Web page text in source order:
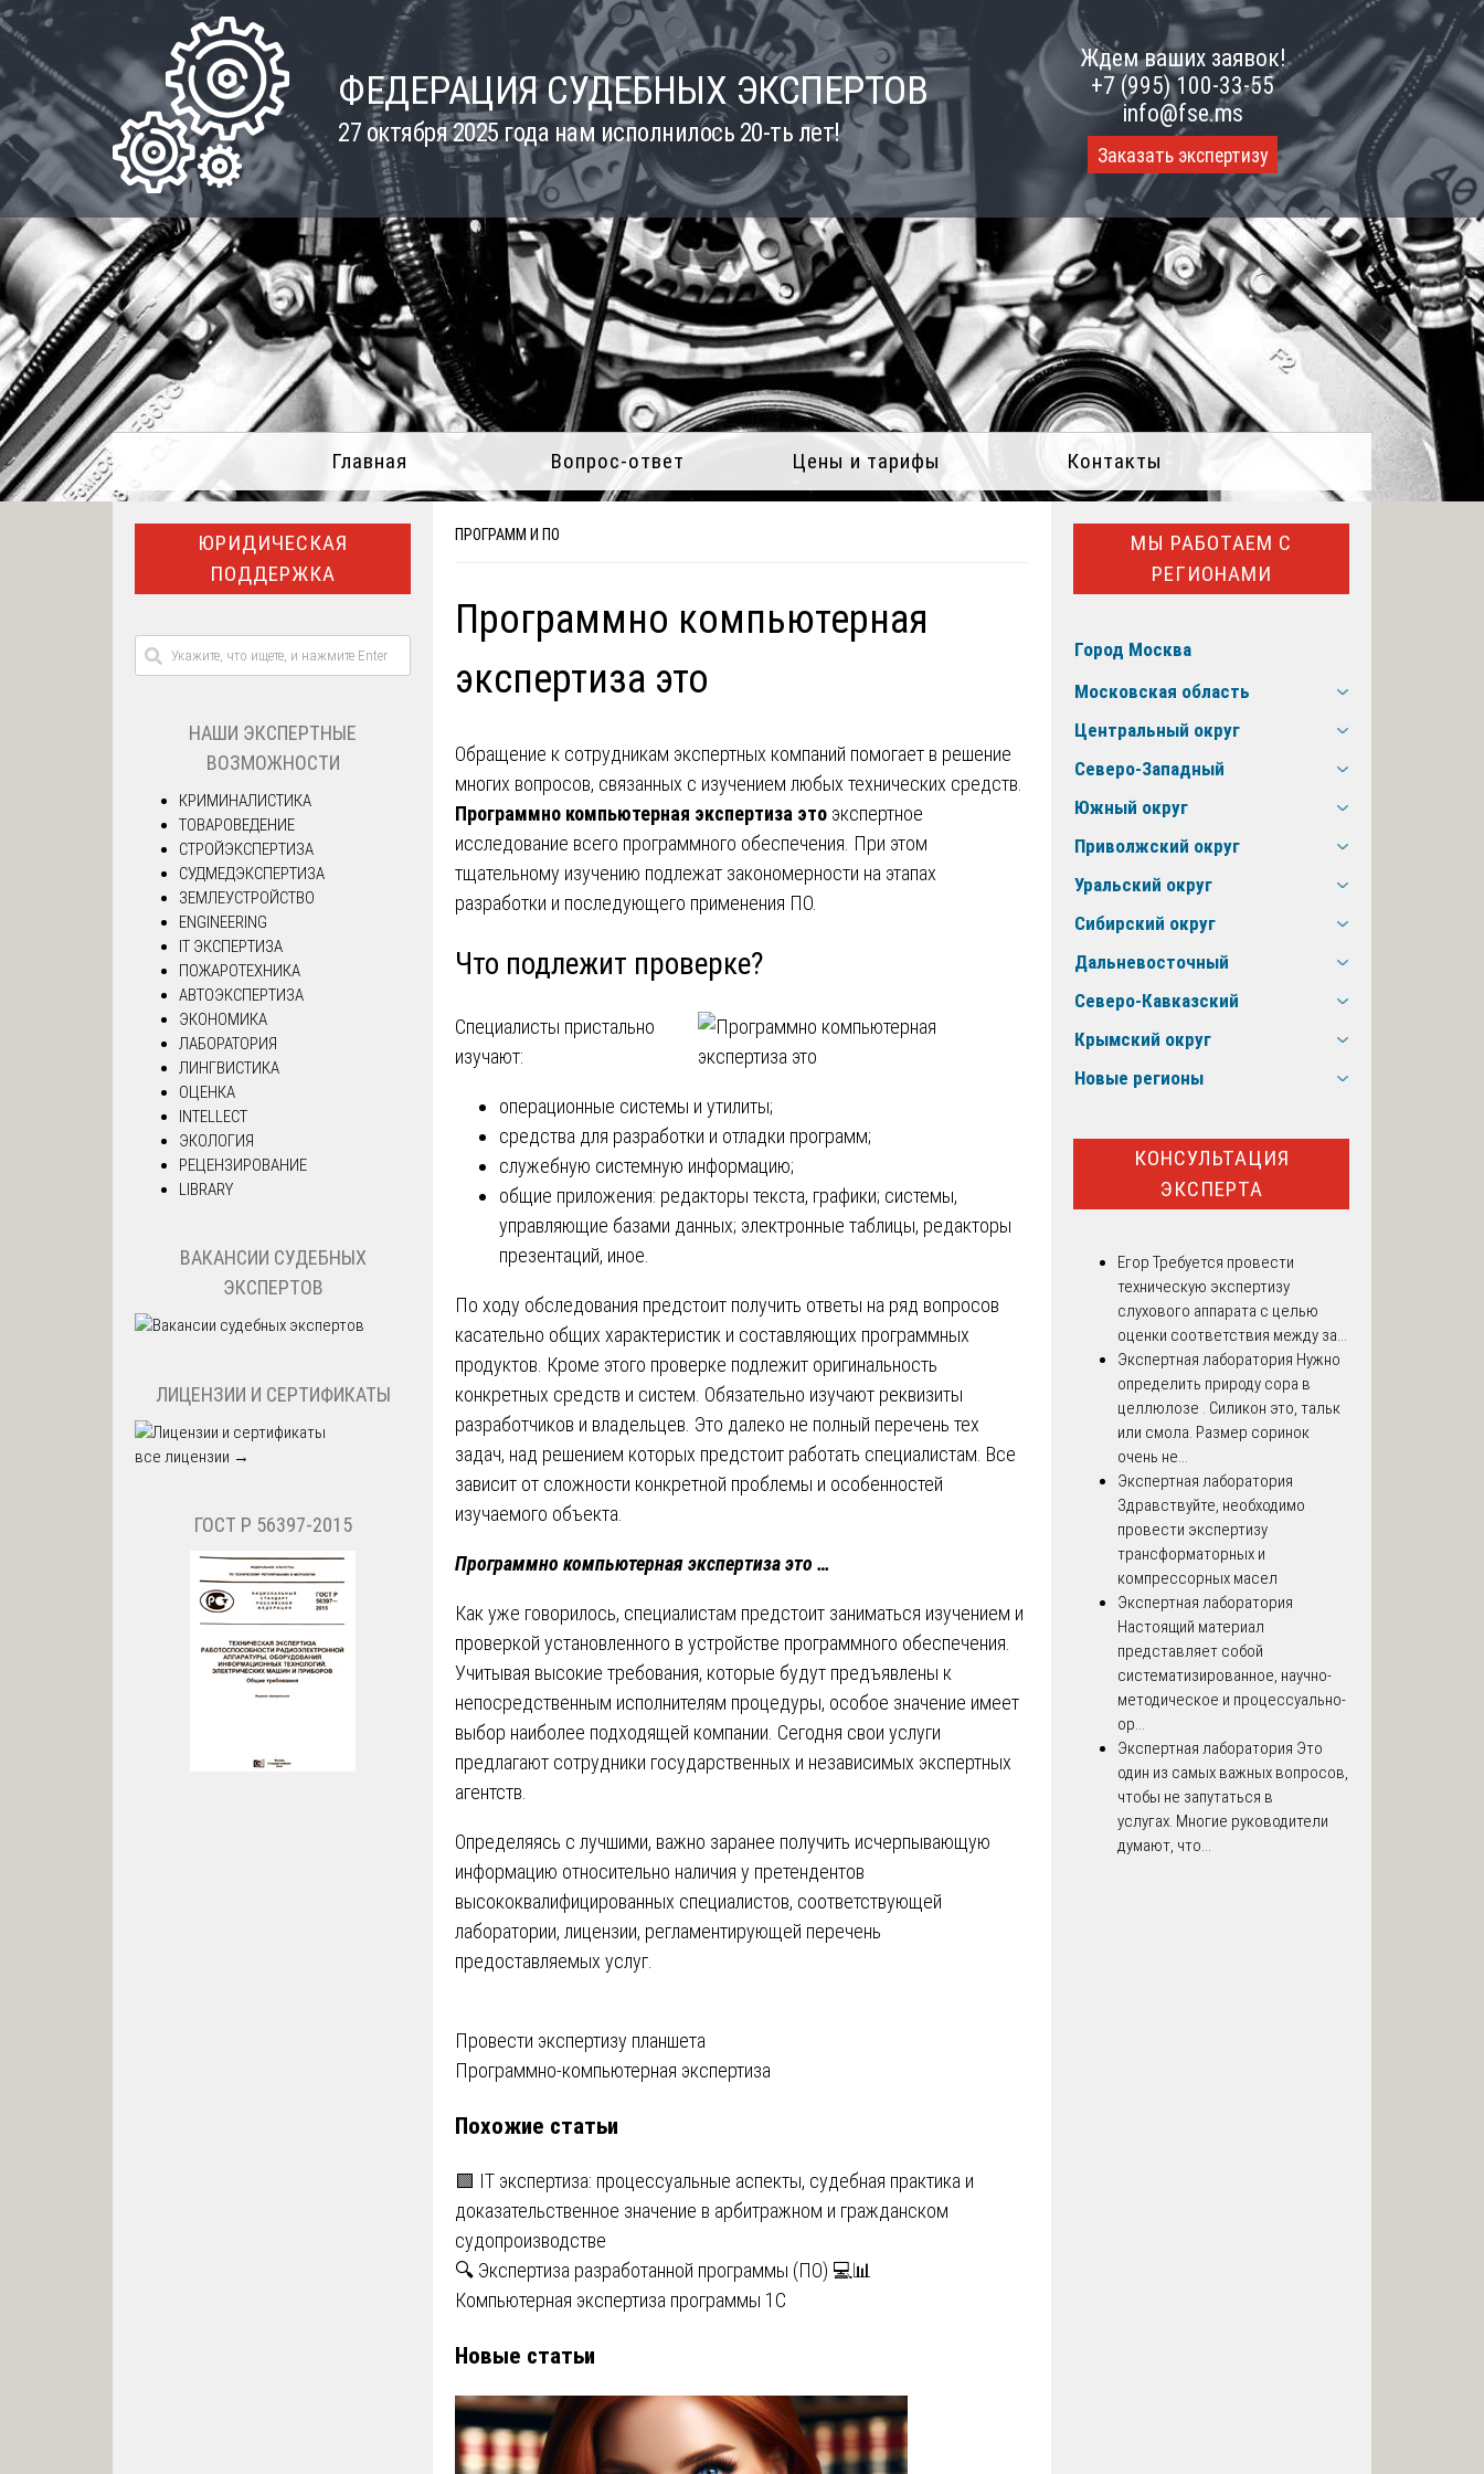
Skip
content
ФЕДЕРАЦИЯ СУДЕБНЫХ ЭКСПЕРТОВ
27 октября 2025 года нам исполнилось 20-ть лет!
Ждем ваших заявок!
+7 (995) 100-33-55
info@fse.ms
Заказать экспертизу
Главная Вопрос-ответ Цены и тарифы Контакты
ПРОГРАММ И ПО
Программно компьютерная
экспертиза это
Обращение к сотрудникам экспертных компаний помогает в решение
многих вопросов, связанных с изучением любых технических средств.
Программно компьютерная экспертиза это экспертное
исследование всего программного обеспечения. При этом
тщательному изучению подлежат закономерности на этапах
разработки и последующего применения ПО.
Что подлежит проверке?
Специалисты пристально
изучают:
операционные системы и утилиты;
средства для разработки и отладки программ;
служебную системную информацию;
общие приложения: редакторы текста, графики; системы,
управляющие базами данных; электронные таблицы, редакторы
презентаций, иное.
По ходу обследования предстоит получить ответы на ряд вопросов
касательно общих характеристик и составляющих программных
продуктов. Кроме этого проверке подлежит оригинальность
конкретных средств и систем. Обязательно изучают реквизиты
разработчиков и владельцев. Это далеко не полный перечень тех
задач, над решением которых предстоит работать специалистам. Все
зависит от сложности конкретной проблемы и особенностей
изучаемого объекта.
Программно компьютерная экспертиза это …
Как уже говорилось, специалистам предстоит заниматься изучением и
проверкой установленного в устройстве программного обеспечения.
Учитывая высокие требования, которые будут предъявлены к
непосредственным исполнителям процедуры, особое значение имеет
выбор наиболее подходящей компании. Сегодня свои услуги
предлагают сотрудники государственных и независимых экспертных
агентств.
Определяясь с лучшими, важно заранее получить исчерпывающую
информацию относительно наличия у претендентов
высококвалифицированных специалистов, соответствующей
лаборатории, лицензии, регламентирующей перечень
предоставляемых услуг.
Навигация
по
записям
Провести экспертизу планшета
Программно-компьютерная экспертиза
Похожие статьи
🟩 IT экспертиза: процессуальные аспекты, судебная практика и
доказательственное значение в арбитражном и гражданском
судопроизводстве
🔍 Экспертиза разработанной программы (ПО) 💻📊
Компьютерная экспертиза программы 1С
Новые статьи
ЮРИДИЧЕСКАЯ
ПОДДЕРЖКА
НАШИ ЭКСПЕРТНЫЕ
ВОЗМОЖНОСТИ
КРИМИНАЛИСТИКА
ТОВАРОВЕДЕНИЕ
СТРОЙЭКСПЕРТИЗА
СУДМЕДЭКСПЕРТИЗА
ЗЕМЛЕУСТРОЙСТВО
ENGINEERING
IT ЭКСПЕРТИЗА
ПОЖАРОТЕХНИКА
АВТОЭКСПЕРТИЗА
ЭКОНОМИКА
ЛАБОРАТОРИЯ
ЛИНГВИСТИКА
ОЦЕНКА
INTELLECT
ЭКОЛОГИЯ
РЕЦЕНЗИРОВАНИЕ
LIBRARY
ВАКАНСИИ СУДЕБНЫХ
ЭКСПЕРТОВ
ЛИЦЕНЗИИ И СЕРТИФИКАТЫ
все лицензии →
ГОСТ Р 56397-2015
МЫ РАБОТАЕМ С
РЕГИОНАМИ
Город Москва
Московская область
Центральный округ
Северо-Западный
Южный округ
Приволжский округ
Уральский округ
Сибирский округ
Дальневосточный
Северо-Кавказский
Крымский округ
Новые регионы
КОНСУЛЬТАЦИЯ
ЭКСПЕРТА
Егор Требуется провести
техническую экспертизу
слухового аппарата с целью
оценки соответствия между за...
Экспертная лаборатория Нужно
определить природу сора в
целлюлозе . Силикон это, тальк
или смола. Размер соринок
очень не...
Экспертная лаборатория
Здравствуйте, необходимо
провести экспертизу
трансформаторных и
компрессорных масел
Экспертная лаборатория
Настоящий материал
представляет собой
систематизированное, научно-
методическое и процессуально-
ор...
Экспертная лаборатория Это
один из самых важных вопросов,
чтобы не запутаться в
услугах. Многие руководители
думают, что...